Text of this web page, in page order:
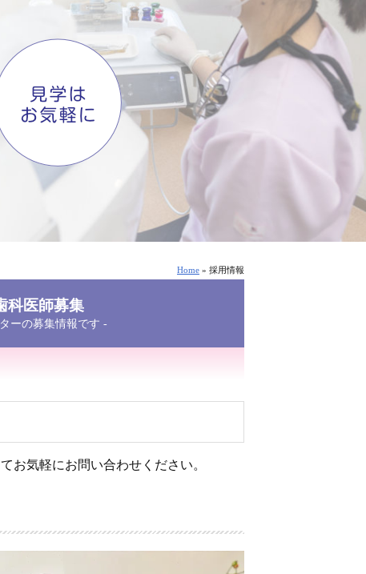
Home » 採用情報
科医師募集
ーの募集情報です -
お気軽にお問い合わせください。